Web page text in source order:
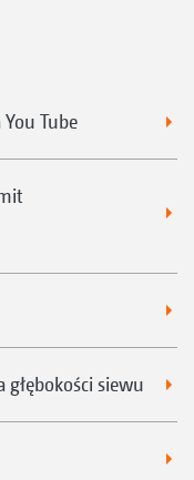
Tube
głębokości siewu